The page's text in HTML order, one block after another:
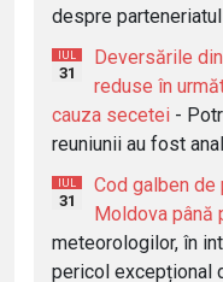
despre
IUL
31
Deversările
reduse în
cauza secetei -
reuniunii au fost
IUL
31
Cod galben de
Moldova până
meteorologilor, în
pericol excepțional